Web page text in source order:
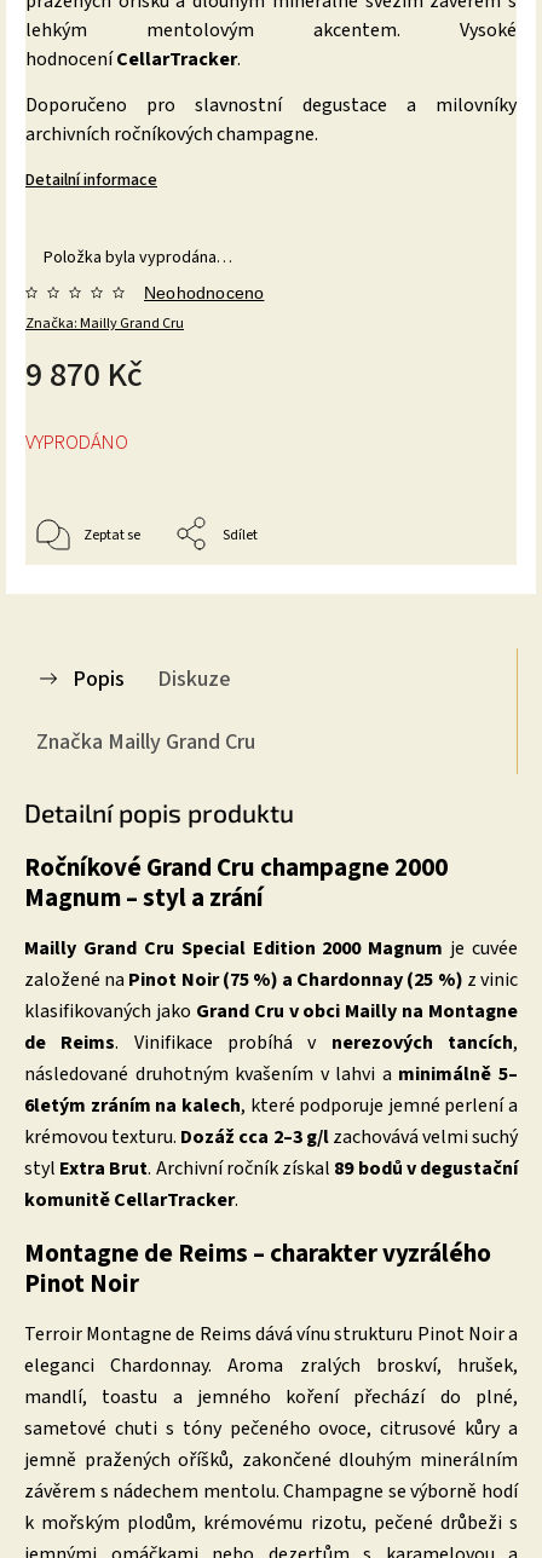
lehkým mentolovým akcentem. Vysoké
hodnoceníCellarTracker.
Doporučeno pro slavnostní degustace a milovníky
archivních ročníkových champagne.
Detailní informace
Položka byla vyprodána…
Značka: Mailly Grand Cru
Neohodnoceno
9 870 Kč
VYPRODÁNO
Zeptat se Sdílet
Popis
Diskuze
Značka Mailly Grand Cru
Detailní popis produktu
Ročníkové Grand Cru champagne 2000
Magnum – styl a zrání
Mailly Grand Cru Special Edition 2000 Magnum je cuvée
založené na Pinot Noir (75 %) a Chardonnay (25 %) z vinic
klasifikovaných jako Grand Cru v obci Mailly na Montagne
de Reims. Vinifikace probíhá v nerezových tancích,
následované druhotným kvašením v lahvi a minimálně 5–
6letým zráním na kalech, které podporuje jemné perlení a
krémovou texturu. Dozáž cca 2–3 g/lzachovává velmi suchý
styl Extra Brut. Archivní ročník získal 89 bodů v degustační
komunitě CellarTracker.
Montagne de Reims – charakter vyzrálého
Pinot Noir
Terroir Montagne de Reims dává vínu strukturu Pinot Noir a
eleganci Chardonnay. Aroma zralých broskví, hrušek,
mandlí, toastu a jemného koření přechází do plné,
sametové chuti s tóny pečeného ovoce, citrusové kůry a
jemně pražených oříšků, zakončené dlouhým minerálním
závěrem s nádechem mentolu. Champagne se výborně hodí
k mořským plodům, krémovému rizotu, pečené drůbeži s